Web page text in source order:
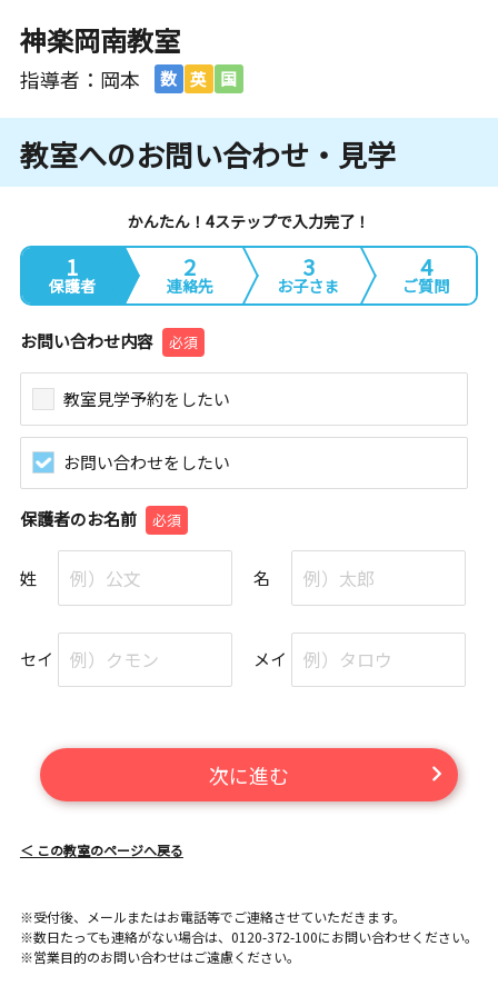
神楽岡南教室
指導者：岡本 数 英 国
教室へのお問い合わせ・見学
かんたん！4ステップで入力完了！
1
保護者
2
連絡先
3
お子さま
4
ご質問
お問い合わせ内容 必須
教室見学予約をしたい
お問い合わせをしたい
保護者のお名前 必須
姓 名
セイ メイ
次に進む
＜ この教室のページへ戻る
※受付後、メールまたはお電話等でご連絡させていただきます。
※数日たっても連絡がない場合は、0120-372-100にお問い合わせください。
※営業目的のお問い合わせはご遠慮ください。